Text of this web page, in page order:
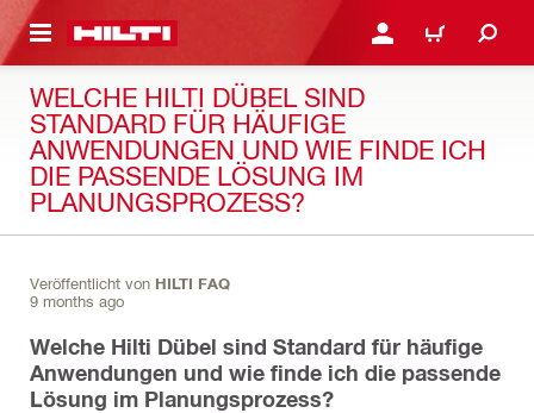
ANMELDEN ODER
WARENKORB
WELCHE HILTI DÜBEL SIND
STANDARD FÜR HÄUFIGE
ANWENDUNGEN UND WIE FINDE ICH
DIE PASSENDE LÖSUNG IM
PLANUNGSPROZESS?
Veröffentlicht von HILTI FAQ
9 months ago
Welche Hilti Dübel sind Standard für häufige
Anwendungen und wie finde ich die passende
Lösung im Planungsprozess?